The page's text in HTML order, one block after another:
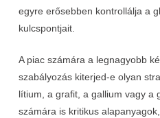
egyre erősebben kontrollálja a
kulcspontjait.
A piac számára a legnagyobb
szabályozás kiterjed-e olyan
lítium, a grafit, a gallium vagy a
számára is kritikus